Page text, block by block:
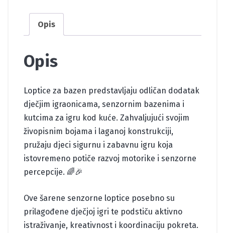
Opis
Opis
Loptice za bazen predstavljaju odličan dodatak
dječjim igraonicama, senzornim bazenima i
kutcima za igru kod kuće. Zahvaljujući svojim
živopisnim bojama i laganoj konstrukciji,
pružaju djeci sigurnu i zabavnu igru koja
istovremeno potiče razvoj motorike i senzorne
percepcije. 🌈🎉
Ove šarene senzorne loptice posebno su
prilagođene dječjoj igri te podstiču aktivno
istraživanje, kreativnost i koordinaciju pokreta.